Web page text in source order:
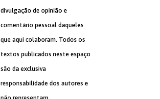
divulgação de opinião e
comentário pessoal daqueles
que aqui colaboram. Todos os
textos publicados neste espaço
são da exclusiva
responsabilidade dos autores e